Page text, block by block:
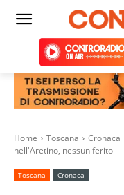
Home Toscana Cronaca
nell'Aretino, nessun ferito
Toscana Cronaca